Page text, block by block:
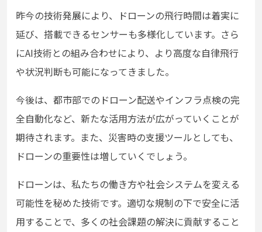
昨今の技術発展により、ドローンの飛行時間は着実に
延び、搭載できるセンサーも多様化しています。さら
にAI技術との組み合わせにより、より高度な自律飛行
や状況判断も可能になってきました。
今後は、都市部でのドローン配送やインフラ点検の完
全自動化など、新たな活用方法が広がっていくことが
期待されます。また、災害時の支援ツールとしても、
ドローンの重要性は増していくでしょう。
ドローンは、私たちの働き方や社会システムを変える
可能性を秘めた技術です。適切な規制の下で安全に活
用することで、多くの社会課題の解決に貢献すること